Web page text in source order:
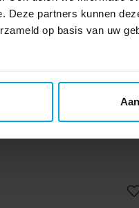
Deze partners kunnen
op basis van uw
TOEVOEGEN